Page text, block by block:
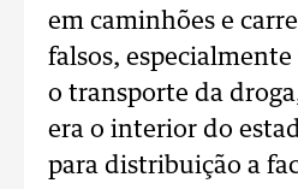
em caminhões e
falsos,
o transporte da
era o interior do
para distribuição a